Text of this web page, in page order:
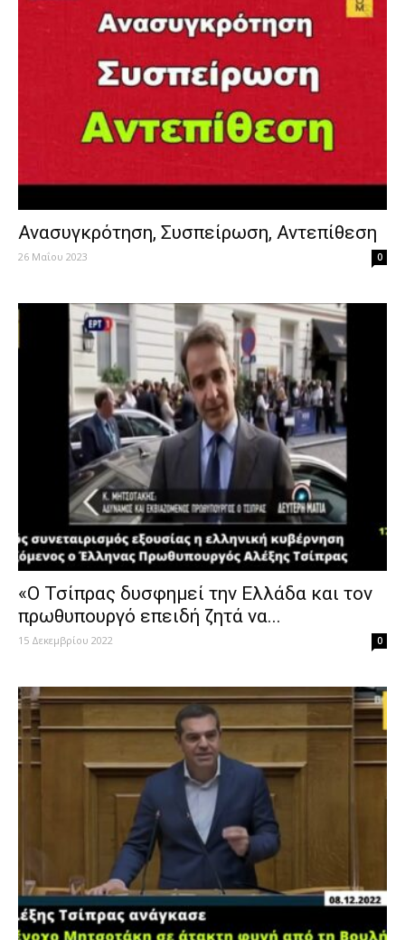
Ανασυγκρότηση, Συσπείρωση, Αντεπίθεση
26 Μαΐου 2023 0
«Ο Τσίπρας δυσφημεί την Ελλάδα και τον
πρωθυπουργό επειδή ζητά να...
15 Δεκεμβρίου 2022 0